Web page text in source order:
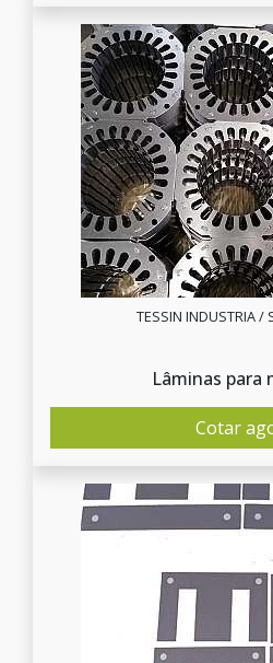
TESSIN INDUSTRIA /
Lâminas para
Cotar